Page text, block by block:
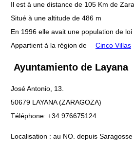
Il est à une distance de 105 Km de
Situé à une altitude de 486 m
En 1996 elle avait une population de
Appartient à la région de
Cinco Villas
Ayuntamiento de Layana
José Antonio, 13.
50679 LAYANA (ZARAGOZA)
Téléphone: +34 976675124
Localisation : au NO. depuis